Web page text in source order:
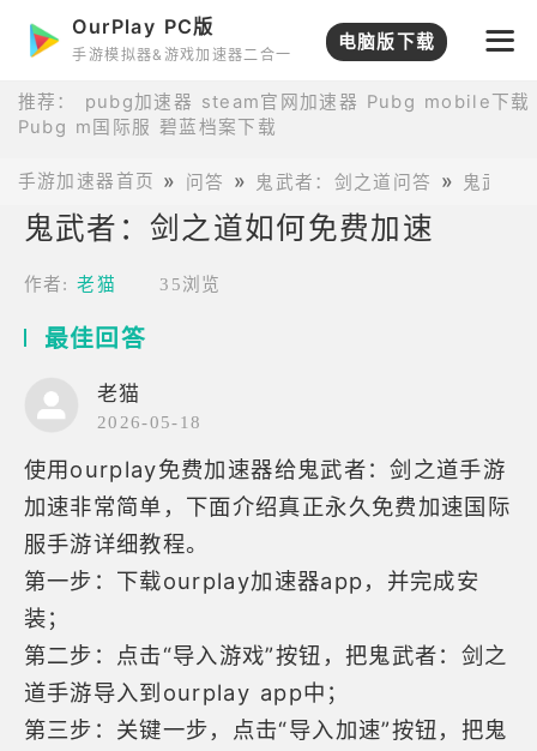
OurPlay PC版
手游模拟器&游戏加速器二合一
电脑版下载
推荐： pubg加速器 steam官网加速器
Pubg mobile下载
Pubg m国际服 碧蓝档案下载
手游加速器首页 问答 鬼武者：剑之道问答 鬼武者
鬼武者：剑之道如何免费加速
作者:老猫 35浏览
最佳回答
老猫
2026-05-18
使用ourplay免费加速器给鬼武者：剑之道手游
加速非常简单，下面介绍真正永久免费加速国际
服手游详细教程。
第一步：下载ourplay加速器app，并完成安
装；
第二步：点击“导入游戏”按钮，把鬼武者：剑之
道手游导入到ourplay app中；
第三步：关键一步，点击“导入加速”按钮，把鬼